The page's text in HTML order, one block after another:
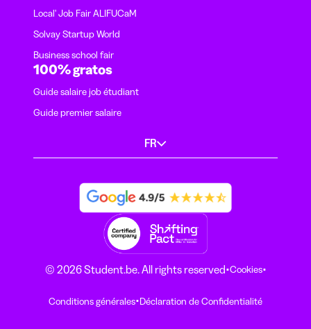
Local' Job Fair ALIFUCaM
Solvay Startup World
Business school fair
100% gratos
Guide salaire job étudiant
Guide premier salaire
FR
© 2026 Student.be. All rights reserved·Cookies·
Conditions générales·Déclaration de Confidentialité